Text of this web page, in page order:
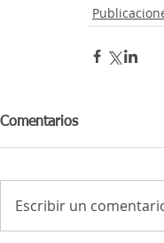
Comentarios
Escribir un